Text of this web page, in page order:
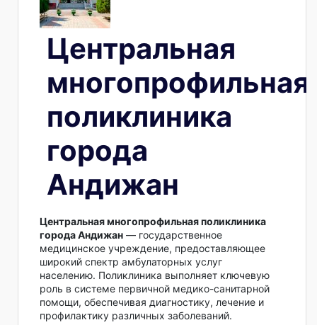
Центральная
многопрофильная
поликлиника
города
Андижан
Центральная многопрофильная поликлиника
города Андижан — государственное
медицинское учреждение, предоставляющее
широкий спектр амбулаторных услуг
населению. Поликлиника выполняет ключевую
роль в системе первичной медико-санитарной
помощи, обеспечивая диагностику, лечение и
профилактику различных заболеваний.